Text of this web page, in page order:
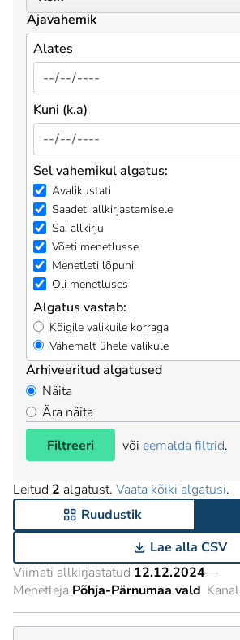
Ajavahemik
Alates
Kuni (k.a)
Sel vahemikul algatus:
Avalikustati
Saadeti allkirjastamisele
Sai allkirju
Võeti menetlusse
Menetleti lõpuni
Oli menetluses
Algatus vastab:
Kõigile valikuile korraga
Vähemalt ühele valikule
Arhiveeritud algatused
Näita
Ära näita
Filtreeri
või eemalda filtrid.
Leitud 2 algatust. Vaata kõiki algatusi.
Ruudustik
Lae alla CSV
Viimati allkirjastatud 12.12.2024—
Menetleja Põhja-Pärnumaa vald Kanal